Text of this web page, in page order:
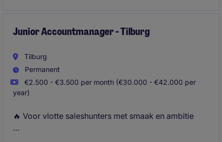
Junior Accountmanager - Tilburg
Tilburg
Permanent
€2.500 - €3.500 per month (€30.000 - €42.000 per
year)
🔥 Voor vlotte saleshunters met smaak en ambitie